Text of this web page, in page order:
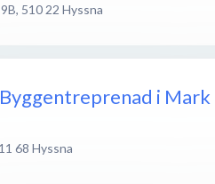
, 510 22 Hyssna
i Mark
68 Hyssna